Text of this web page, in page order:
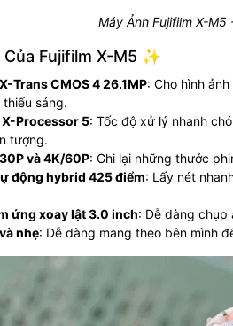
Máy Ảnh Fujifilm X-M5
Fujifilm X-M5 ✨
Trans CMOS 4 26.1MP: Cho hình
sáng.
Processor 5: Tốc độ xử lý nhanh
tượng.
và 4K/60P: Ghi lại những thước
động hybrid 425 điểm: Lấy nét
ứng xoay lật 3.0 inch: Dễ dàng chụp
nhẹ: Dễ dàng mang theo bên mình